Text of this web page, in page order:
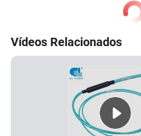
aplicações de alta frequência.
Impedância
Vídeos Relacionados